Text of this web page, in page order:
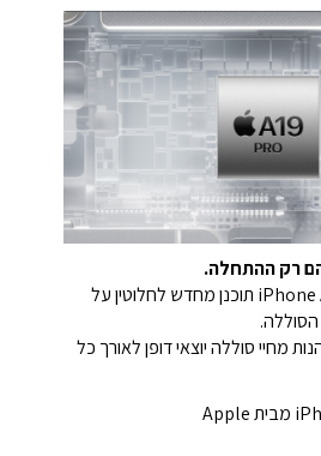
הם רק ההתחלה.
העיצוב הפנימי של iPhone Air תוכנן מחדש לחלוטין על
מחיי סוללה יוצאי דופן לאורך כל